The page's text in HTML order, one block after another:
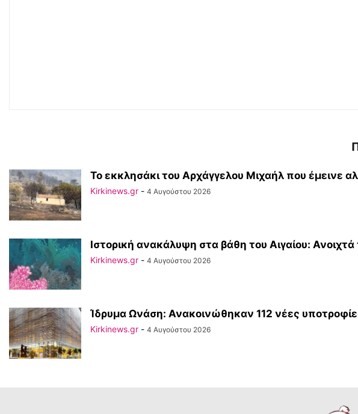
Το εκκλησάκι του Αρχάγγελου Μιχαήλ που έμεινε
Kirkinews.gr - 4 Αυγούστου 2026
Ιστορική ανακάλυψη στα βάθη του Αιγαίου:
Kirkinews.gr - 4 Αυγούστου 2026
Ίδρυμα Ωνάση: Ανακοινώθηκαν 112 νέες
Kirkinews.gr - 4 Αυγούστου 2026